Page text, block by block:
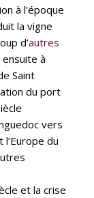
à l’époque
la vigne
d’autres
à
Saint
du port
vers
du
et la crise